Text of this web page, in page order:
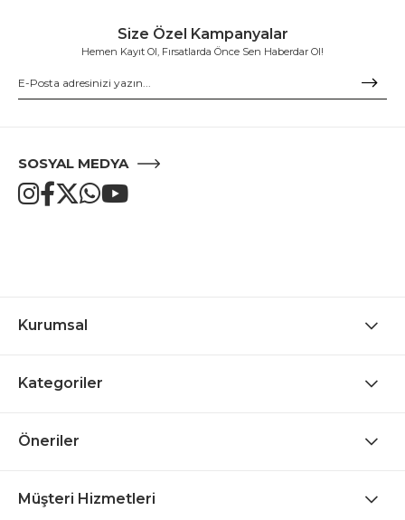
Size Özel Kampanyalar
Hemen Kayıt Ol, Fırsatlarda Önce Sen Haberdar Ol!
SOSYAL MEDYA
Kurumsal
Kategoriler
Öneriler
Müşteri Hizmetleri